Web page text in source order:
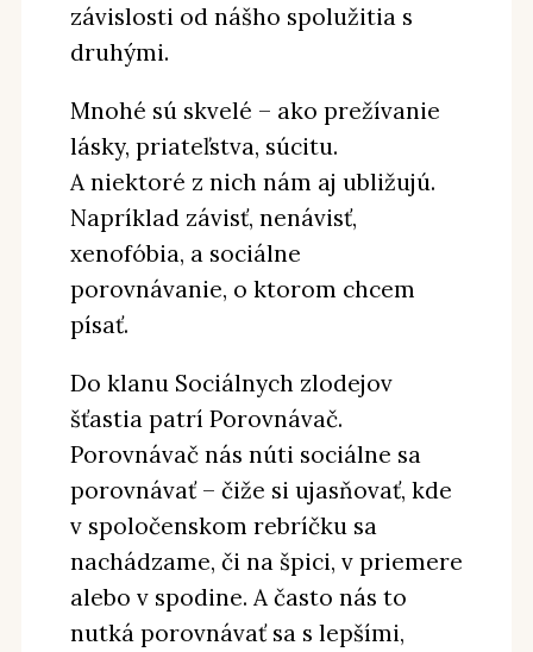
závislosti od nášho spolužitia s
druhými.
Mnohé sú skvelé – ako prežívanie
lásky, priateľstva, súcitu.
A niektoré z nich nám aj ubližujú.
Napríklad závisť, nenávisť,
xenofóbia, a sociálne
porovnávanie, o ktorom chcem
písať.
Do klanu Sociálnych zlodejov
šťastia patrí Porovnávač.
Porovnávač nás núti sociálne sa
porovnávať – čiže si ujasňovať, kde
v spoločenskom rebríčku sa
nachádzame, či na špici, v priemere
alebo v spodine. A často nás to
nutká porovnávať sa s lepšími,